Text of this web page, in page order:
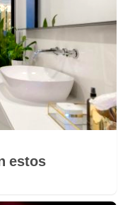
estos